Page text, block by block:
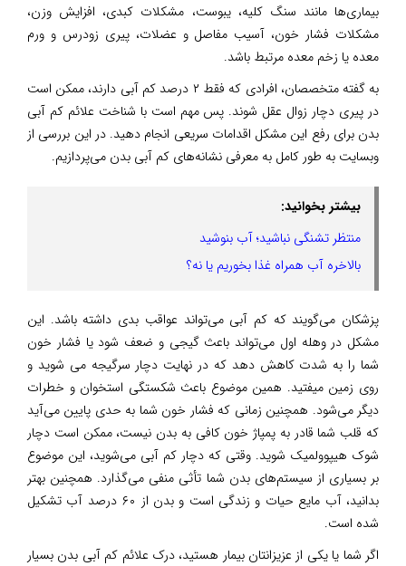
بیماری‌ها مانند سنگ کلیه، یبوست، مشکلات کبدی، افزایش وزن،
مشکلات فشار خون، آسیب مفاصل و عضلات، پیری زودرس و ورم
معده یا زخم معده مرتبط باشد.
به گفته متخصصان، افرادی که فقط ۲ درصد کم آبی دارند، ممکن است
در پیری دچار زوال عقل شوند. پس مهم است با شناخت علائم کم آبی
بدن برای رفع این مشکل اقدامات سریعی انجام دهید. در این بررسی از
وبسایت به طور کامل به معرفی نشانه‌های کم آبی بدن می‌پردازیم.
بیشتر بخوانید:
منتظر تشنگی نباشید؛ آب بنوشید
بالاخره آب همراه غذا بخوریم یا نه؟
پزشکان می‌گویند که کم آبی می‌تواند عواقب بدی داشته باشد. این
مشکل در وهله اول می‌تواند باعث گیجی و ضعف شود یا فشار خون
شما را به شدت کاهش دهد که در نهایت دچار سرگیجه می شوید و
روی زمین میفتید. همین موضوع باعث شکستگی استخوان و خطرات
دیگر می‌شود. همچنین زمانی که فشار خون شما به حدی پایین می‌آید
که قلب شما قادر به پمپاژ خون کافی به بدن نیست، ممکن است دچار
شوک هیپوولمیک شوید. وقتی که دچار کم آبی می‌شوید، این موضوع
بر بسیاری از سیستم‌های بدن شما تأثی منفی می‌گذارد. همچنین بهتر
بدانید، آب مایع حیات و زندگی است و بدن از ۶۰ درصد آب تشکیل
شده است.
اگر شما یا یکی از عزیزانتان بیمار هستید، درک علائم کم آبی بدن بسیار